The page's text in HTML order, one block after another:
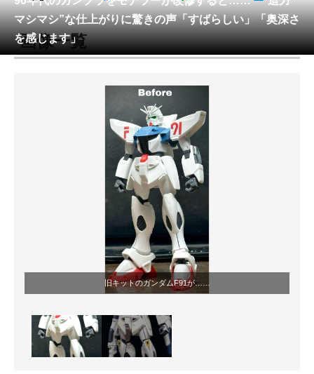
メディア
注目記事を集めた総合ページ
ITの今と未来を見通す
スマホと通信の最新トレンド
進化するPCとデバイスの未来
好きが集まる 比べて選べる
ビジネスと働き方のヒント
AI活用のいまが分かる
企業ITのトレンドを詳説
マーケ×ITの今がよく分かる
ITエンジニア向け専門サイト
マシマシ”な仕上がりに驚きの声「すばらしい」「奥深さ
を感じます」
画像一覧
旧キットのガンダムF91が……